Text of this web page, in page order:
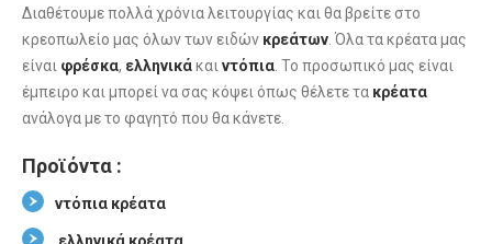
Διαθέτουμε πολλά χρόνια λειτουργίας και θα βρείτε στο
κρεοπωλείο μας όλων των ειδών κρεάτων. Όλα τα κρέατα μας
είναι φρέσκα, ελληνικάκαιντόπια. Το προσωπικό μας είναι
έμπειρο και μπορεί να σας κόψει όπως θέλετε τα κρέατα
ανάλογα με το φαγητό που θα κάνετε.
Προϊόντα :
ντόπια κρέατα